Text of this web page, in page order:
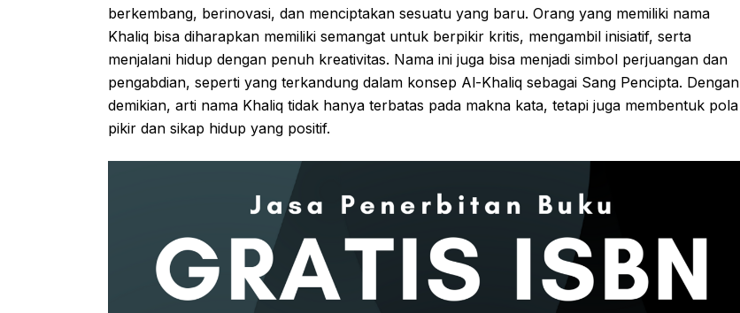
berkembang, berinovasi, dan menciptakan sesuatu yang baru. Orang yang memiliki nama
Khaliq bisa diharapkan memiliki semangat untuk berpikir kritis, mengambil inisiatif, serta
menjalani hidup dengan penuh kreativitas. Nama ini juga bisa menjadi simbol perjuangan dan
pengabdian, seperti yang terkandung dalam konsep Al-Khaliq sebagai Sang Pencipta. Dengan
demikian, arti nama Khaliq tidak hanya terbatas pada makna kata, tetapi juga membentuk pola
pikir dan sikap hidup yang positif.